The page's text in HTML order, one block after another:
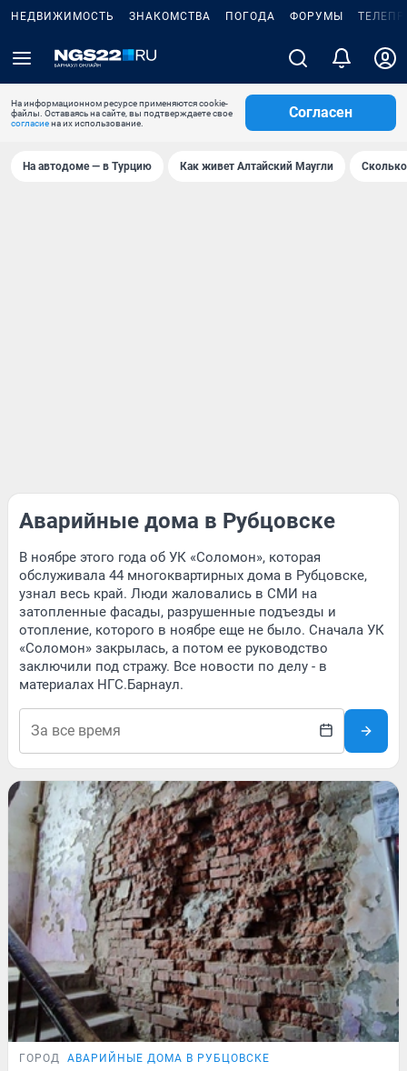
НЕДВИЖИМОСТЬ ЗНАКОМСТВА ПОГОДА ФОРУМЫ
На информационном ресурсе применяются cookie-
файлы. Оставаясь на сайте, вы подтверждаете свое
согласиена их использование.
Согласен
На автодоме — в Турцию Как живет Алтайский Маугли
Аварийные дома в Рубцовске
В ноябре этого года об УК «Соломон», которая
обслуживала 44 многоквартирных дома в Рубцовске,
узнал весь край. Люди жаловались в СМИ на
затопленные фасады, разрушенные подъезды и
отопление, которого в ноябре еще не было. Сначала УК
«Соломон» закрылась, а потом ее руководство
заключили под стражу. Все новости по делу - в
материалах НГС.Барнаул.
ГОРОД АВАРИЙНЫЕ ДОМА В РУБЦОВСКЕ